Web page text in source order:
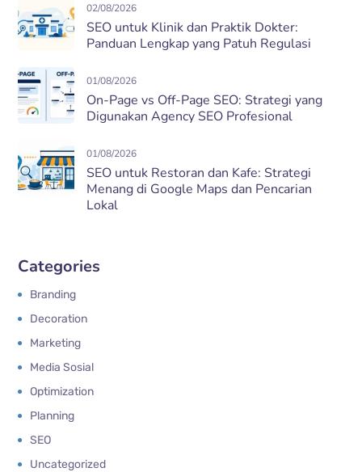
02/08/2026
SEO untuk Klinik dan Praktik Dokter:
Panduan Lengkap yang Patuh Regulasi
01/08/2026
On-Page vs Off-Page SEO: Strategi yang
Digunakan Agency SEO Profesional
01/08/2026
SEO untuk Restoran dan Kafe: Strategi
Menang di Google Maps dan Pencarian
Lokal
Categories
Branding
Decoration
Marketing
Media Sosial
Optimization
Planning
SEO
Uncategorized